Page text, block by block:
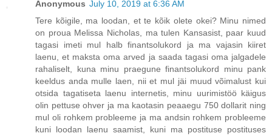
Anonymous July 10, 2019 at 6:36 AM
Tere kõigile, ma loodan, et te kõik olete okei? Minu nimed
on proua Melissa Nicholas, ma tulen Kansasist, paar kuud
tagasi imeti mul halb finantsolukord ja ma vajasin kiiret
laenu, et maksta oma arved ja saada tagasi oma jalgadele
rahaliselt, kuna minu praegune finantsolukord minu pank
keeldus anda mulle laen, nii et mul jäi muud võimalust kui
otsida tagatiseta laenu internetis, minu uurimistöö käigus
olin pettuse ohver ja ma kaotasin peaaegu 750 dollarit ning
mul oli rohkem probleeme ja ma andsin rohkem probleeme
kuni loodan laenu saamist, kuni ma postituse postituses